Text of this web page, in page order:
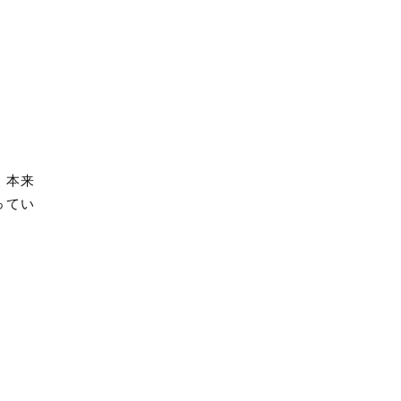
本来
てい